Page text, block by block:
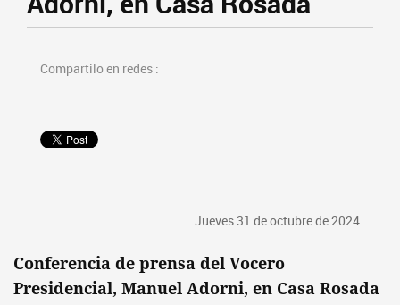
Compartilo en redes :
Jueves 31 de octubre de 2024
Conferencia de prensa del Vocero
Presidencial, Manuel Adorni, en Casa Rosada